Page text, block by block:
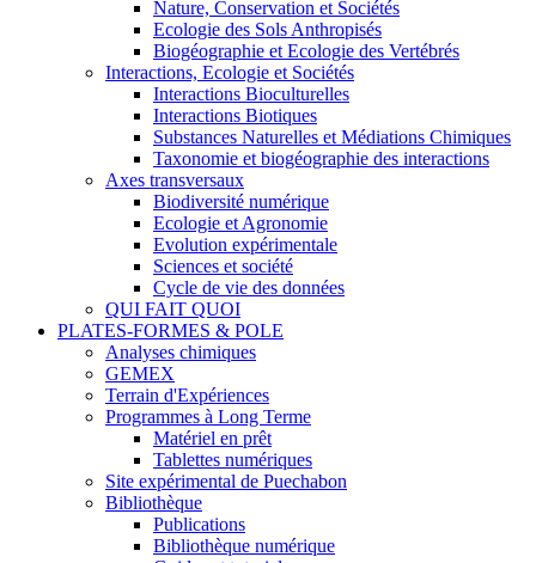
Nature, Conservation et Sociétés
Ecologie des Sols Anthropisés
Biogéographie et Ecologie des Vertébrés
Interactions, Ecologie et Sociétés
Interactions Bioculturelles
Interactions Biotiques
Substances Naturelles et Médiations Chimiques
Taxonomie et biogéographie des interactions
Axes transversaux
Biodiversité numérique
Ecologie et Agronomie
Evolution expérimentale
Sciences et société
Cycle de vie des données
QUI FAIT QUOI
PLATES-FORMES & POLE
Analyses chimiques
GEMEX
Terrain d'Expériences
Programmes à Long Terme
Matériel en prêt
Tablettes numériques
Site expérimental de Puechabon
Bibliothèque
Publications
Bibliothèque numérique